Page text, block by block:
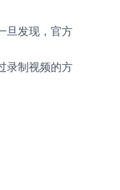
旦发现，官方
录制视频的方